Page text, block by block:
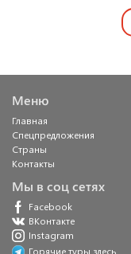
Меню
Главная
Спецпредложения
Страны
Контакты
Мы в соц сетях
Facebook
ВКонтакте
Instagram
Горячие туры здесь